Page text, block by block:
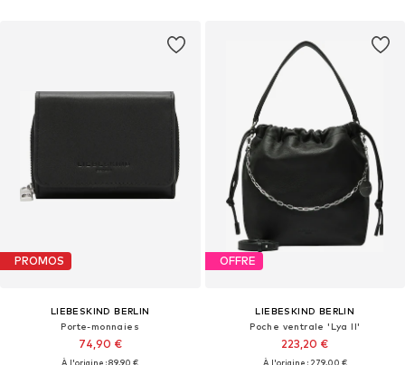
PROMOS
LIEBESKIND BERLIN
Porte-monnaies
74,90 €
À l'origine : 89,90 €
OFFRE
LIEBESKIND BERLIN
Poche ventrale 'Lya II'
223,20 €
À l'origine : 279,00 €